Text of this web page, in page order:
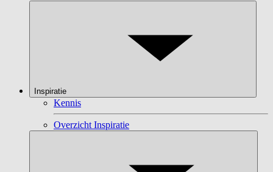
Inspiratie
Kennis
Overzicht Inspiratie